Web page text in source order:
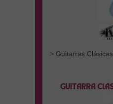
> Guitarras Clásicas